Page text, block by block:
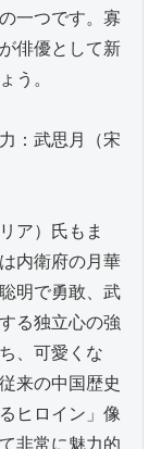
一つです。寡
俳優として新
う。
：武思月（宋
ア）氏もま
内衛府の月華
明で勇敢、武
る独立心の強
、可愛くな
来の中国歴史
ヒロイン」像
非常に魅力的